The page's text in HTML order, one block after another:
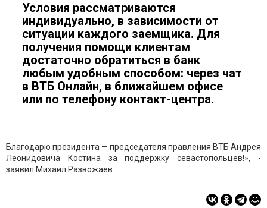
Условия рассматриваются
индивидуально, в зависимости от
ситуации каждого заемщика. Для
получения помощи клиентам
достаточно обратиться в банк
любым удобным способом: через чат
в ВТБ Онлайн, в ближайшем офисе
или по телефону контакт-центра.
Благодарю президента — председателя правления ВТБ Андрея
Леонидовича Костина за поддержку севастопольцев!», -
заявил Михаил Развожаев.